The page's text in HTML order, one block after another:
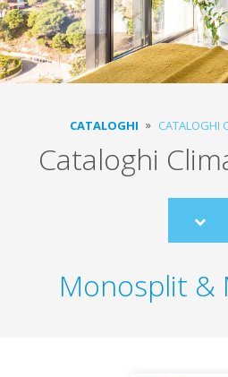
CATALOGHI CATALOGHI
Cataloghi
Scroll
to
Monosplit &